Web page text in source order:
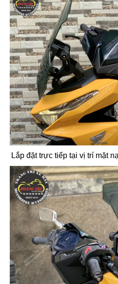
Lắp đặt trực tiếp tại vị trí mặt